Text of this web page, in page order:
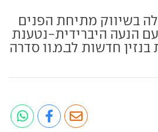
בשיווק מתיחת הפנים
של ב.מ.וו סדרה 5 עם הנעה היברידית-נטענת
בנזין חדשות לב.מ.וו סדרה